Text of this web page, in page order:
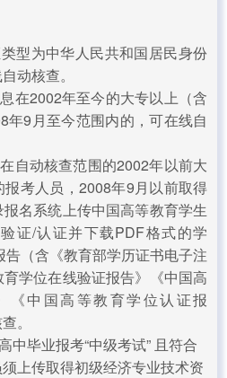
型为中华人民共和国居民身份
动核查。
在2002年至今的大专以上（含
年9月至今范围内的，可在线自
自动核查范围的2002年以前大
考人员，2008年9月以前取得
名系统上传中国高等教育学生
证/认证并下载PDF格式的学
（含《教育部学历证书电子注
学位在线验证报告》《中国高
《中国高等教育学位认证报
。
中毕业报考“中级考试” 且符合
上传取得初级经济专业技术资